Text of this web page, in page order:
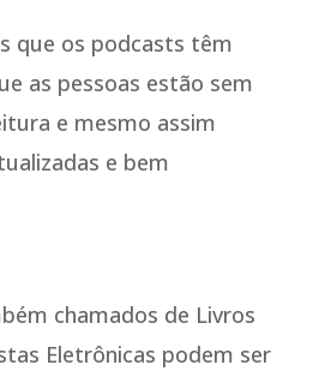
que os podcasts têm
as pessoas estão sem
e mesmo assim
e bem
chamados de Livros
Eletrônicas podem ser